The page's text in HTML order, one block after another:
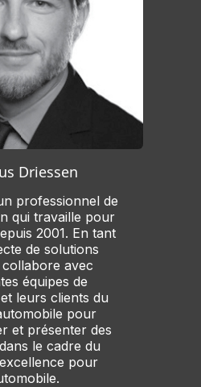
Driessen
professionnel de
qui travaille pour
2001. En tant
de solutions
avec
équipes de
leurs clients du
pour
et présenter des
le cadre du
pour